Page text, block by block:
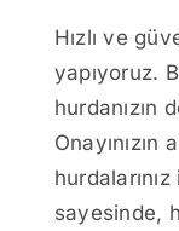
Hızlı ve
yapıyoruz.
sayesinde,